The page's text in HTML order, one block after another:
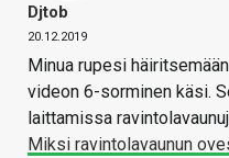
Djtob
20.12.2019
Minua rupesi
videon 6-sorminen käsi.
laittamissa
Miksi ravintolavaunun